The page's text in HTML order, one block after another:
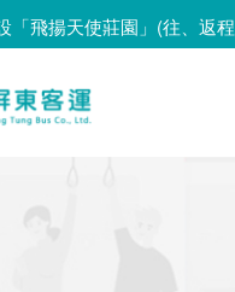
「飛揚天使莊園」(往、返
「飛揚天使莊園」(往、返程